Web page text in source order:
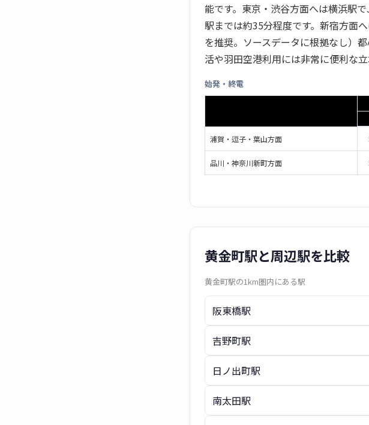
能です。東京・渋谷方面へは横浜駅
駅までは約35分程度です。新宿方面
を推奨。ソースデータに根拠なし）
活や羽田空港利用には非常に便利な立
始発・終電
浦賀・逗子・葉山方面
品川・神奈川新町方面
黄金町駅と周辺駅を比較
黄金町駅の1km圏内にある駅
阪東橋駅
吉野町駅
日ノ出町駅
南太田駅